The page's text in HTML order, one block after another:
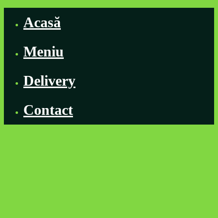
Acasă
Meniu
Delivery
Contact